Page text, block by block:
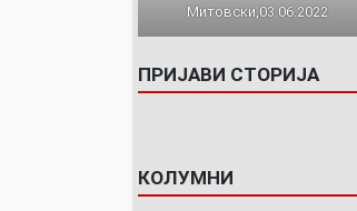
Митовски,03.06.2022
ПРИЈАВИ СТОРИЈА
КОЛУМНИ